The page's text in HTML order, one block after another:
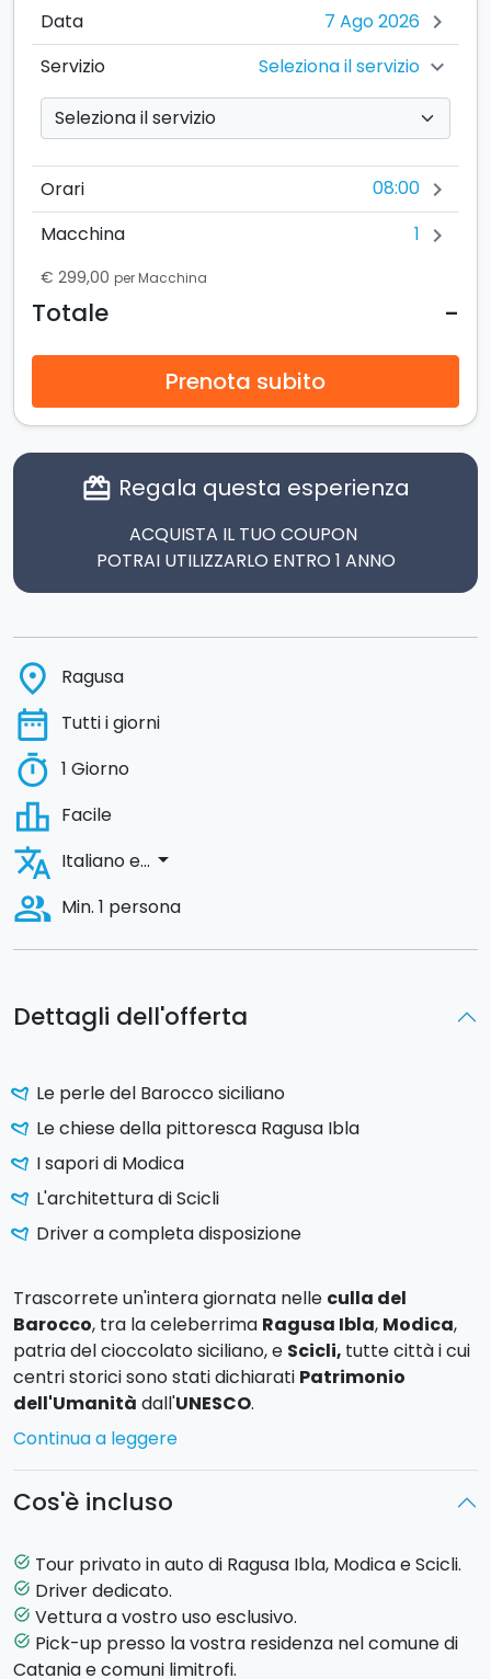
Dettagli dell'offerta
Le perle del Barocco siciliano
Le chiese della pittoresca Ragusa Ibla
I sapori di Modica
L'architettura di Scicli
Driver a completa disposizione
Trascorrete un'intera giornata nelle culla del
Barocco, tra la celeberrima Ragusa Ibla, Modica,
patria del cioccolato siciliano, e Scicli, tutte città i cui
centri storici sono stati dichiarati Patrimonio
dell'Umanità dall'UNESCO.
Programma della giornata
Pick-up(8:00)e partenza presso la vostra
Arrivo aRagusa Iblae visita libera del centro
storico. Da non perdere il
gioiello del barocco siciliano. Vi consigliamo inoltre
una passeggiata sul corso XXV Aprile, ricco di
numerosi negozi sui quali si affacciano antichi
Continua a leggere
Cos'è incluso
task_alt Tour privato in auto di Ragusa Ibla, Modica e Scicli.
task_alt Driver dedicato.
task_alt Vettura a vostro uso esclusivo.
task_alt Pick-up presso la vostra residenza nel comune di
Catania e comuni limitrofi.
Data chevron_right
Servizio Seleziona il servizio chevron_right
Orari 08:00 chevron_right
Macchina 1 chevron_right
€ 299,00 per Macchina
Totale -
Prenota subito
card_giftcard Regala questa esperienza
ACQUISTA IL TUO COUPON
POTRAI UTILIZZARLO ENTRO 1 ANNO
place Ragusa
date_range Tutti i giorni
timer 1 Giorno
leaderboard Facile
translate Italiano e... arrow_drop_down
people_alt Min. 1 persona